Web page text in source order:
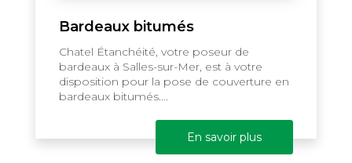
Bardeaux bitumés
Chatel Étanchéité, votre poseur de
bardeaux à Salles-sur-Mer, est à votre
disposition pour la pose de couverture en
bardeaux bitumés....
En savoir plus